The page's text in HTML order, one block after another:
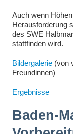
Auch wenn
Herausforderung
des SWE
stattfinden wird.
Bildergalerie(von
Freundinnen)
Ergebnisse
Baden-